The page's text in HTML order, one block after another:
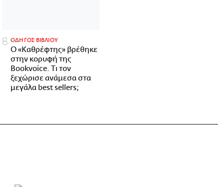
ΟΔΗΓΟΣ ΒΙΒΛΙΟΥ
Ο «Καθρέφτης» βρέθηκε
στην κορυφή της
Bookvoice. Τι τον
ξεχώρισε ανάμεσα στα
μεγάλα best sellers;